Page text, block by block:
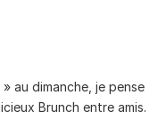
au dimanche, je pense
Brunch entre amis.